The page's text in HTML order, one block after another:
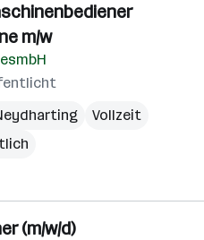
m/w
Vollzeit
(m/w/d)